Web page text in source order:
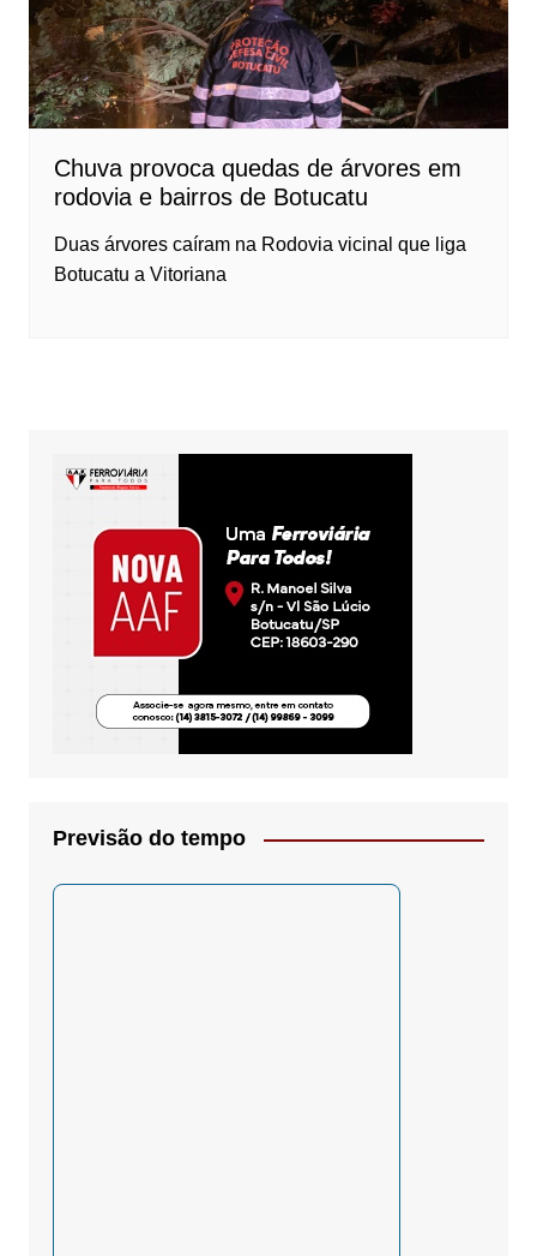
Chuva provoca quedas de árvores em
rodovia e bairros de Botucatu
Duas árvores caíram na Rodovia vicinal que liga
Botucatu a Vitoriana
Previsão do tempo